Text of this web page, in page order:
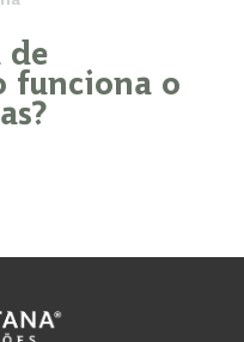
de
funciona o